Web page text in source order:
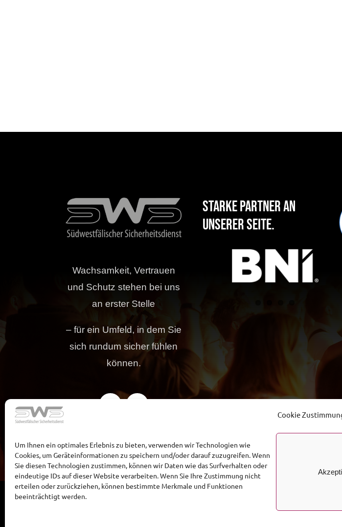
Cookie
Um Ihnen ein optimales Erlebnis zu bieten, verwenden wir Technologien wie
Cookies, um Geräteinformationen zu speichern und/oder darauf zuzugreifen. Wenn
Sie diesen Technologien zustimmen, können wir Daten wie das Surfverhalten oder
eindeutige IDs auf dieser Website verarbeiten. Wenn Sie Ihre Zustimmung nicht
erteilen oder zurückziehen, können bestimmte Merkmale und Funktionen
beeinträchtigt werden.
Wachsamkeit, Vertrauen
und Schutz stehen bei uns
an erster Stelle
– für ein Umfeld, in dem Sie
sich rundum sicher fühlen
können.
Starke Partner an
unserer Seite.